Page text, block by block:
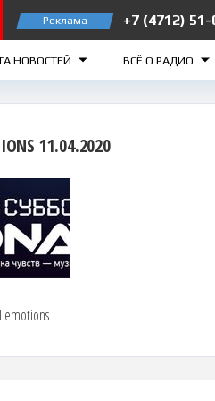
Реклама +7 (4712)
НОВОСТЕЙ ВСЁ О РАДИО
FM Железногорск
11.04.2020
emotions